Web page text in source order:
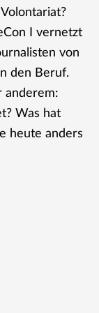
I vernetzt
von
den Beruf.
anderem:
Was hat
heute anders